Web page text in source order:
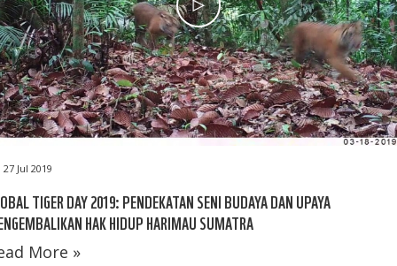
27 Jul 2019
TIGER DAY 2019: PENDEKATAN SENI BUDAYA DAN UPAYA
HAK HIDUP HARIMAU SUMATRA
More »